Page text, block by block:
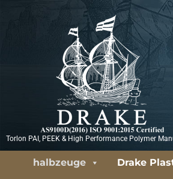
Torlon PAI, PEEK & High Performance Polymer
halbzeuge Drake